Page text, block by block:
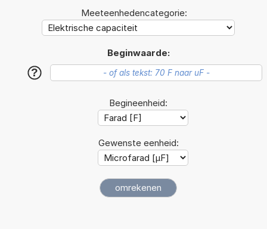
Meeteenhedencategorie:
Beginwaarde:
?
Begineenheid:
Gewenste eenheid: